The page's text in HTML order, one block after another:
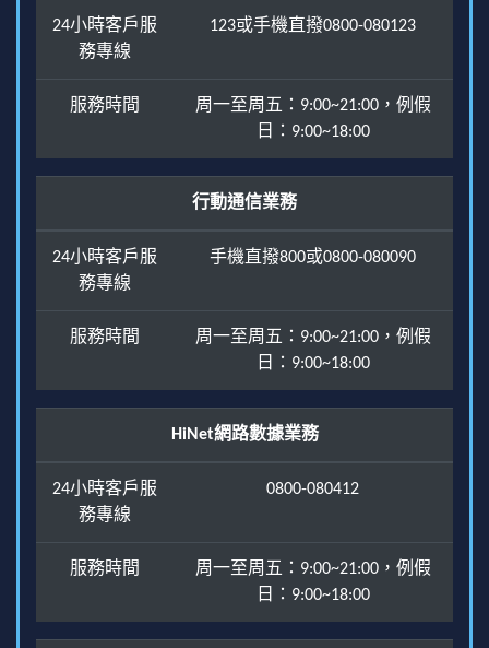
24小時客戶服
務專線
123或手機直撥0800-080123
服務時間
周一至周五：9:00~21:00，例假
日：9:00~18:00
行動通信業務
24小時客戶服
務專線
手機直撥800或0800-080090
服務時間
周一至周五：9:00~21:00，例假
日：9:00~18:00
HiNet網路數據業務
24小時客戶服
務專線
0800-080412
服務時間
周一至周五：9:00~21:00，例假
日：9:00~18:00